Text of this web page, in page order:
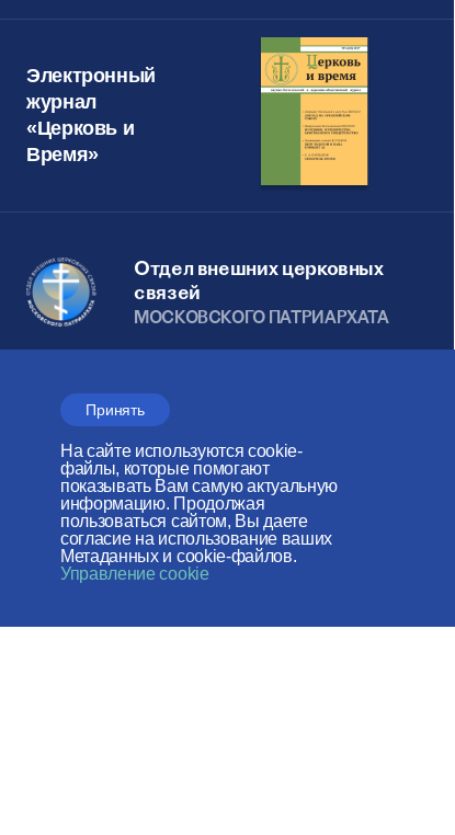
Принять
На сайте используются cookie-
файлы, которые помогают
показывать Вам самую актуальную
информацию. Продолжая
пользоваться сайтом, Вы даете
согласие на использование ваших
Метаданных и cookie-файлов.
Управление cookie
Электронный
журнал
«Церковь и
Время»
Отдел внешних церковных
связей
МОСКОВСКОГО ПАТРИАРХАТА
поддержке
Российского фонда мира
Веб-сайт создан при содействии
Фонда поддержки христианской
культуры и наследия